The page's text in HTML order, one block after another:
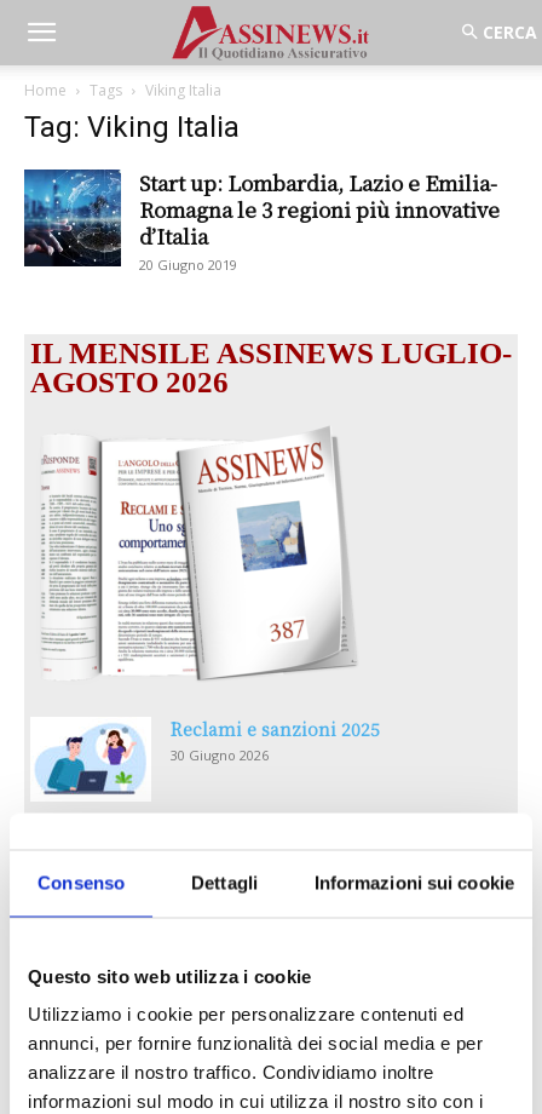
Consenso Dettagli Informazioni sui cookie
Questo sito web utilizza i cookie
Utilizziamo i cookie per personalizzare contenuti ed
annunci, per fornire funzionalità dei social media e per
analizzare il nostro traffico. Condividiamo inoltre
informazioni sul modo in cui utilizza il nostro sito con i
Home Tags Viking Italia
Tag: Viking Italia
Start up: Lombardia, Lazio e Emilia-
Romagna le 3 regioni più innovative
d’Italia
20 Giugno 2019
IL MENSILE ASSINEWS LUGLIO-
AGOSTO 2026
Reclami e sanzioni 2025
30 Giugno 2026
RECENSIONI E CRISI DIGITALI
30 Giugno 2026
30 Giugno 2026
PREMI 2025. I TOP TEN
30 Giugno 2026